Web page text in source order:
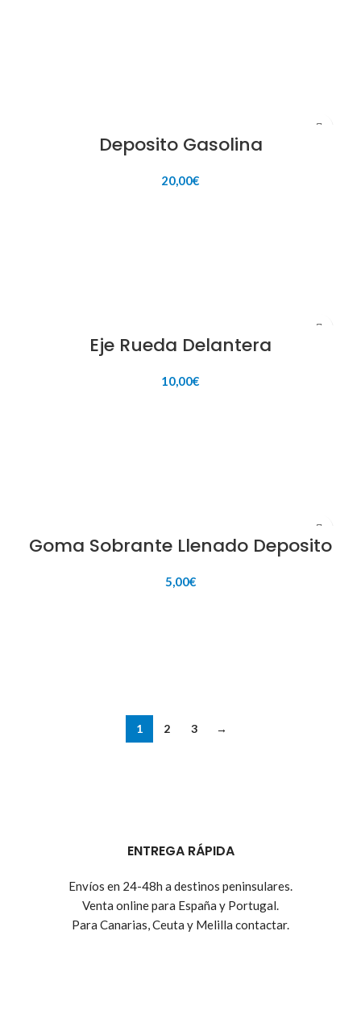
Deposito Gasolina
20,00€
Eje Rueda Delantera
10,00€
Goma Sobrante Llenado Deposito
5,00€
1 2 3 →
ENTREGA RÁPIDA
Envíos en 24-48h a destinos peninsulares.
Venta online para España y Portugal.
Para Canarias, Ceuta y Melilla contactar.